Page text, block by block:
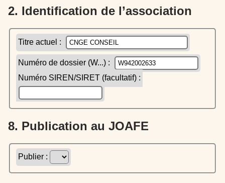
2. Identification de l’association
Titre actuel :
Numéro de dossier (W...) :
Numéro SIREN/SIRET (facultatif) :
8. Publication au JOAFE
Publier :